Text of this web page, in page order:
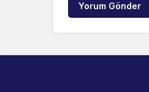
Yorum Gönder